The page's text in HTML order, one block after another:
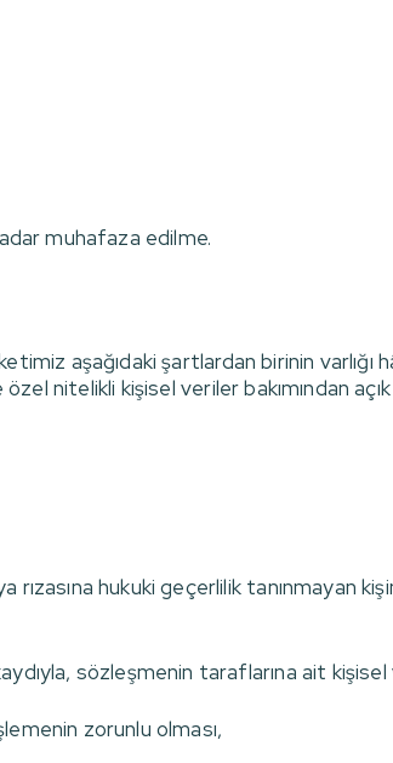
muhafaza edilme.
aşağıdaki şartlardan birinin varlığı
nitelikli kişisel veriler bakımından
rızasına hukuki geçerlilik tanınmayan
sözleşmenin taraflarına ait
zorunlu olması,